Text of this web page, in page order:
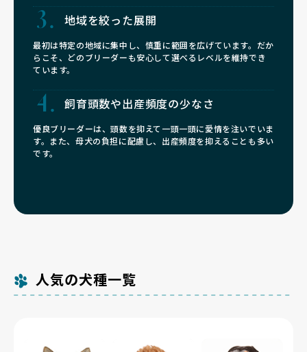
地域を絞った展開
最初は特定の地域に集中し、慎重に範囲を広げています。だか
らこそ、どのブリーダーも安心して選べるレベルを維持でき
ています。
飼育頭数や出産頻度の少なさ
優良ブリーダーは、頭数を抑えて一頭一頭に愛情を注いでいま
す。また、母犬の負担に配慮し、出産頻度を抑えることも多い
です。
人気の犬種一覧